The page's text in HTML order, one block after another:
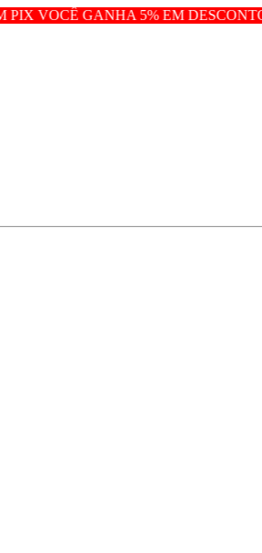
5% EM DESCONTO • PAGANDO